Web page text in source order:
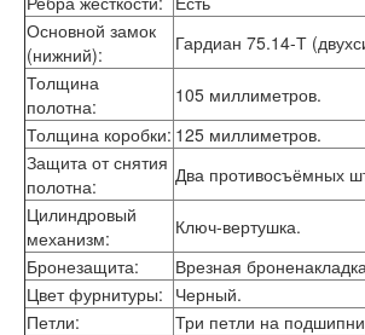
Лабиринт Скандия
Лабиринт Смартлаб
Лабиринт Соналаб
Лабиринт Термомагнит
Лабиринт Трендо
Лабиринт Тундра Плюс
Лабиринт Урбан
Лабиринт Фрост
Лабиринт Шторм
Лабиринт Эволаб
Двери Про
Двери Интекрон
Интекрон Брайтон Антрацит
Основной замок
(нижний):
Гардиан 75.14-Т
Толщина
полотна:
105 миллиметров.
Толщина коробки: 125 миллиметров.
Защита от снятия
полотна:
Два противосъёмных
Цилиндровый
механизм:
Ключ-вертушка.
Бронезащита:
Врезная
Цвет фурнитуры: Черный.
Петли:
Три петли на